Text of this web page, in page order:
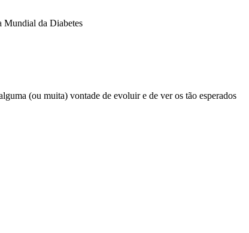
Mundial da Diabetes
(ou muita) vontade de evoluir e de ver os tão esperados